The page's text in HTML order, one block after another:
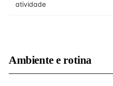
atividade
Ambiente e rotina